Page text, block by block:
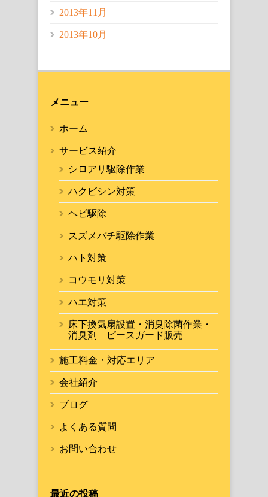
2013年11月
2013年10月
メニュー
ホーム
サービス紹介
シロアリ駆除作業
ハクビシン対策
ヘビ駆除
スズメバチ駆除作業
ハト対策
コウモリ対策
ハエ対策
床下換気扇設置・消臭除菌作業・
消臭剤 ピースガード販売
施工料金・対応エリア
会社紹介
ブログ
よくある質問
お問い合わせ
最近の投稿